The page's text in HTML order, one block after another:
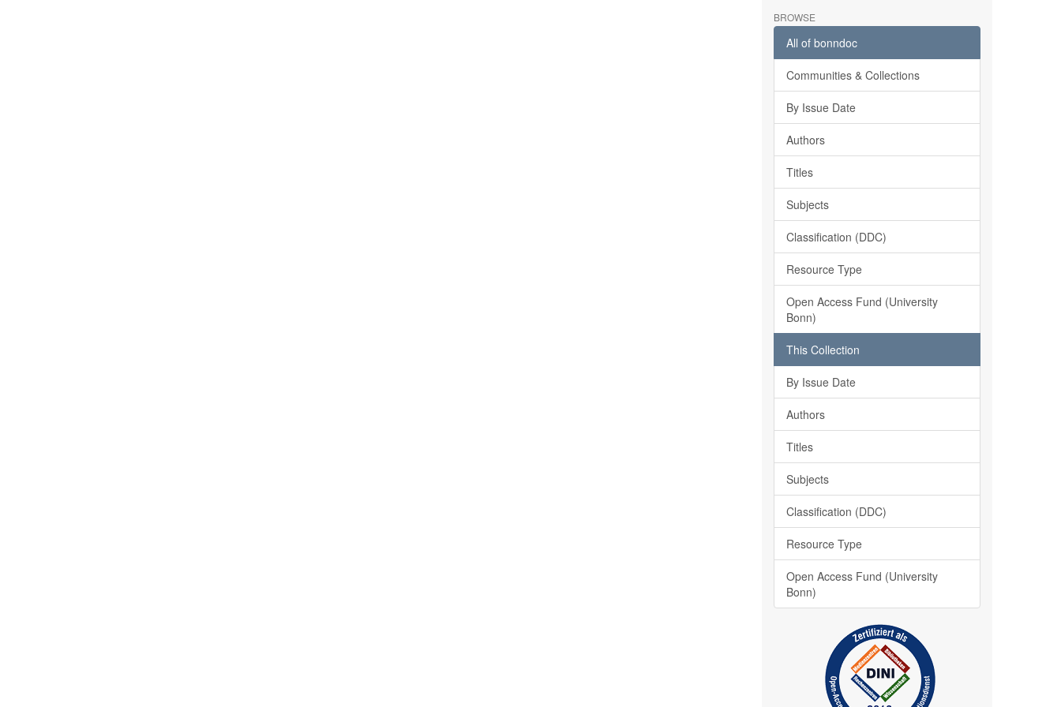
BROWSE
All of bonndoc
Communities & Collections
By Issue Date
Authors
Titles
Subjects
Classification (DDC)
Resource Type
Open Access Fund (University
Bonn)
This Collection
By Issue Date
Authors
Titles
Subjects
Classification (DDC)
Resource Type
Open Access Fund (University
Bonn)